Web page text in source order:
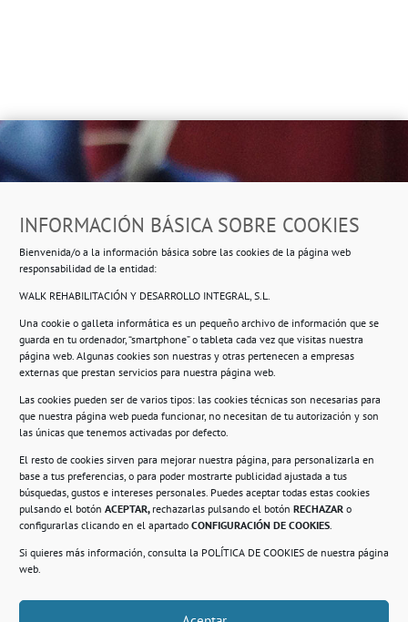
INFORMACIÓN BÁSICA SOBRE COOKIES
Bienvenida/o a la información básica sobre las cookies de la página web
responsabilidad de la entidad:
WALK REHABILITACIÓN Y DESARROLLO INTEGRAL, S.L.
Una cookie o galleta informática es un pequeño archivo de información que se
guarda en tu ordenador, “smartphone” o tableta cada vez que visitas nuestra
página web. Algunas cookies son nuestras y otras pertenecen a empresas
externas que prestan servicios para nuestra página web.
Las cookies pueden ser de varios tipos: las cookies técnicas son necesarias para
que nuestra página web pueda funcionar, no necesitan de tu autorización y son
las únicas que tenemos activadas por defecto.
El resto de cookies sirven para mejorar nuestra página, para personalizarla en
base a tus preferencias, o para poder mostrarte publicidad ajustada a tus
búsquedas, gustos e intereses personales. Puedes aceptar todas estas cookies
pulsando el botón ACEPTAR, rechazarlas pulsando el botón RECHAZAR o
configurarlas clicando en el apartado CONFIGURACIÓN DE COOKIES.
Si quieres más información, consulta la POLÍTICA DE COOKIES de nuestra página
web.
Ropero Solidario de Usera
Beasáin 25-33posterior, local 3 – 28041 Madrid
Información
Compromiso con la protección de datos
personales.
Política de Cookies.
© 2021. Realizado en el Centro de Rehabilitación